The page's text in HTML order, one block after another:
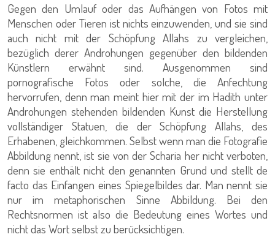
Gegen den Umlauf oder das Aufhängen von Fotos mit
Menschen oder Tieren ist nichts einzuwenden, und sie sind
auch nicht mit der Schöpfung Allahs zu vergleichen,
bezüglich derer Androhungen gegenüber den bildenden
Künstlern erwähnt sind. Ausgenommen sind
pornografische Fotos oder solche, die Anfechtung
hervorrufen, denn man meint hier mit der im Hadith unter
Androhungen stehenden bildenden Kunst die Herstellung
vollständiger Statuen, die der Schöpfung Allahs, des
Erhabenen, gleichkommen. Selbst wenn man die Fotografie
Abbildung nennt, ist sie von der Scharia her nicht verboten,
denn sie enthält nicht den genannten Grund und stellt de
facto das Einfangen eines Spiegelbildes dar. Man nennt sie
nur im metaphorischen Sinne Abbildung. Bei den
Rechtsnormen ist also die Bedeutung eines Wortes und
nicht das Wort selbst zu berücksichtigen.